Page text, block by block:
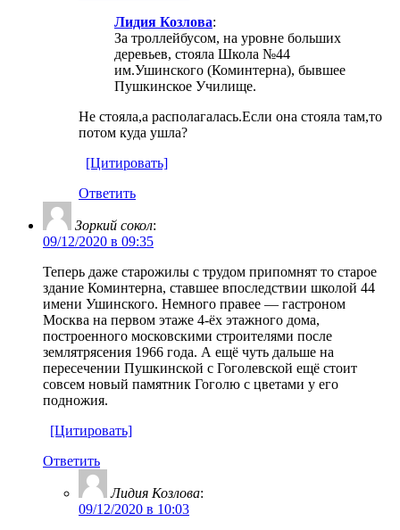
Лидия Козлова:
За троллейбусом, на уровне больших
деревьев, стояла Школа №44
им.Ушинского (Коминтерна), бывшее
Пушкинское Училище.
Не стояла,а располагалась.Если она стояла там,то
потом куда ушла?
[Цитировать]
Ответить
Зоркий сокол:
09/12/2020 в 09:35
Теперь даже старожилы с трудом припомнят то старое
здание Коминтерна, ставшее впоследствии школой 44
имени Ушинского. Немного правее — гастроном
Москва на первом этаже 4-ёх этажного дома,
построенного московскими строителями после
землятрясения 1966 года. А ещё чуть дальше на
пересечении Пушкинской с Гоголевской ещё стоит
совсем новый памятник Гоголю с цветами у его
подножия.
[Цитировать]
Ответить
Лидия Козлова:
09/12/2020 в 10:03